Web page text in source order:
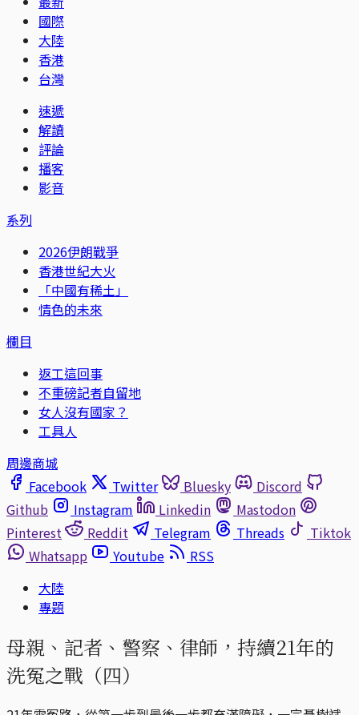
國際
大陸
香港
台灣
速遞
解讀
評論
播客
影音
系列
2026伊朗戰爭
香港世紀大火
「中國有稀土」
情色的未來
欄目
返工這回事
不重磅記者自留地
女人沒有國家？
工具人
周邊商城
Facebook
Twitter Bluesky
Discord
Github
Instagram Linkedin
Mastodon
Pinterest
Reddit Telegram Threads
Tiktok
Whatsapp
Youtube
RSS
大陸
專題
母親、記者、警察、律師，持續21年的
洗冤之戰（四）